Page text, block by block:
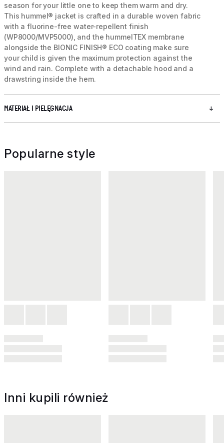
season for your little one to keep them warm and dry.
This hummel® jacket is crafted in a durable woven fabric
with a fluorine-free water-repellent finish
(WP8000/MVP5000), and the hummelTEX membrane
alongside the BIONIC FINISH® ECO coating make sure
your child is given the maximum protection against the
wind and rain. Complete with a detachable hood and a
drawstring inside the hem.
MATERIAŁ I PIELĘGNACJA
Popularne style
Inni kupili również